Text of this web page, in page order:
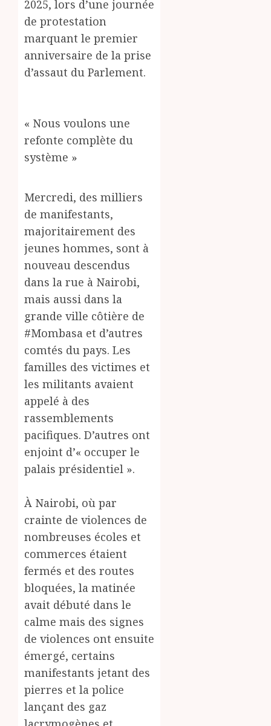
2025, lors d’une journée
de protestation
marquant le premier
anniversaire de la prise
d’assaut du Parlement.
« Nous voulons une
refonte complète du
système »
Mercredi, des milliers
de manifestants,
majoritairement des
jeunes hommes, sont à
nouveau descendus
dans la rue à Nairobi,
mais aussi dans la
grande ville côtière de
#Mombasa et d’autres
comtés du pays. Les
familles des victimes et
les militants avaient
appelé à des
rassemblements
pacifiques. D’autres ont
enjoint d’« occuper le
palais présidentiel ».
À Nairobi, où par
crainte de violences de
nombreuses écoles et
commerces étaient
fermés et des routes
bloquées, la matinée
avait débuté dans le
calme mais des signes
de violences ont ensuite
émergé, certains
manifestants jetant des
pierres et la police
lançant des gaz